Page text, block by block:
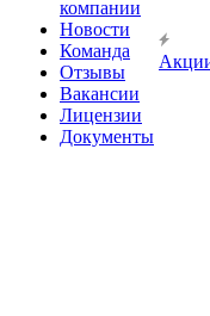
компании
Новости
Команда
Отзывы
Вакансии
Лицензии
Документы